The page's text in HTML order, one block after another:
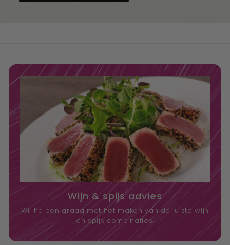
Wijn & spijs advies
Wij helpen graag met het maken van de juiste wijn
en spijs combinaties.